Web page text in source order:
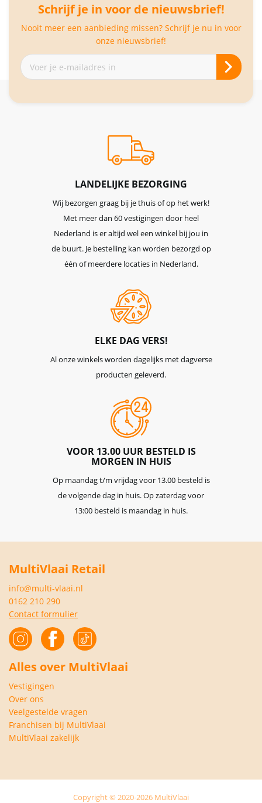
Schrijf je in voor de nieuwsbrief!
Nooit meer een aanbieding missen? Schrijf je nu in voor
onze nieuwsbrief!
Abonneer
je
LANDELIJKE BEZORGING
Wij bezorgen graag bij je thuis of op het werk!
Met meer dan 60 vestigingen door heel
Nederland is er altijd wel een winkel bij jou in
de buurt. Je bestelling kan worden bezorgd op
één of meerdere locaties in Nederland.
ELKE DAG VERS!
Al onze winkels worden dagelijks met dagverse
producten geleverd.
VOOR 13.00 UUR BESTELD IS
MORGEN IN HUIS
Op maandag t/m vrijdag voor 13.00 besteld is
de volgende dag in huis. Op zaterdag voor
13:00 besteld is maandag in huis.
MultiVlaai Retail
info@multi-vlaai.nl
0162 210 290
Contact formulier
Alles over MultiVlaai
Vestigingen
Over ons
Veelgestelde vragen
Franchisen bij MultiVlaai
MultiVlaai zakelijk
Copyright © 2020-2026 MultiVlaai